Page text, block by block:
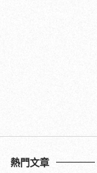
熱門文章